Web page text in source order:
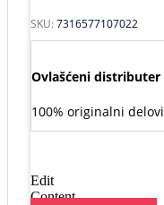
SKU:7316577107022
Ovlašćeni distributer
100% originalni delovi
Edit
Content